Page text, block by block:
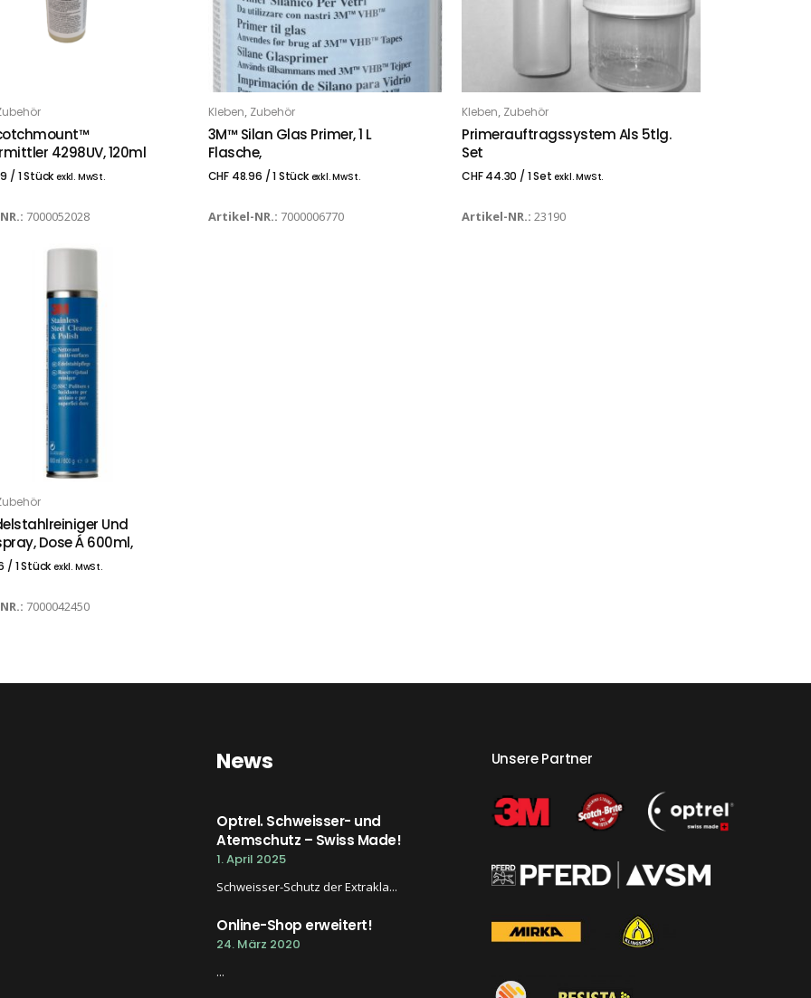
WARENKORB
4298UV, 120ml
/ 1 Stückexkl. MwSt.
7000052028
IN DEN WARENKORB
Kleben, Zubehör
3M™ Silan Glas Primer, 1 L
Flasche,
CHF48.96 / 1 Stück exkl. MwSt.
Artikel-NR.: 7000006770
IN DEN WARENKORB
Kleben, Zubehör
Primerauftragssystem Als 5tlg.
Set
CHF44.30 / 1 Setexkl. MwSt.
Artikel-NR.: 23190
WARENKORB
Und
Dose Á 600ml,
/ 1 Stückexkl. MwSt.
7000042450
News
Optrel. Schweisser- und
Atemschutz – Swiss Made!
1. April 2025
Schweisser-Schutz der Extrakla...
Online-Shop erweitert!
24. März 2020
...
Unsere Partner